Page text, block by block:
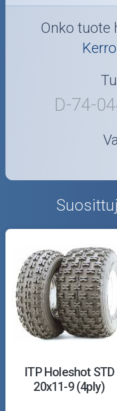
Onko tuote
D-74-
ITP Holeshot STD
20x11-9 (4ply)